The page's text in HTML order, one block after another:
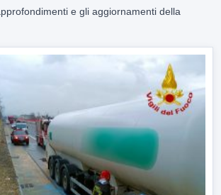
e gli aggiornamenti della